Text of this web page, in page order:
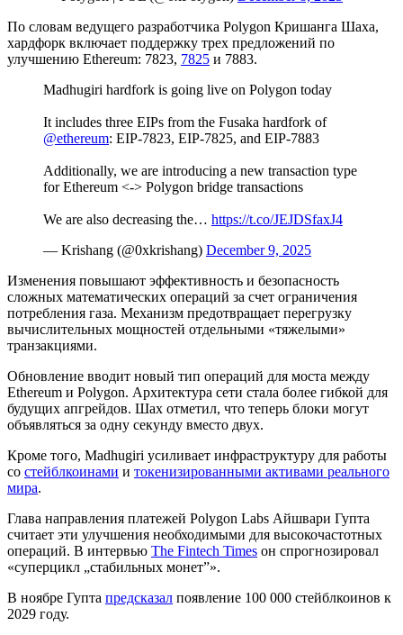
По словам ведущего разработчика Polygon Кришанга Шаха,
хардфорк включает поддержку трех предложений по
улучшению Ethereum: 7823, 7825 и 7883.
Madhugiri hardfork is going live on Polygon today
It includes three EIPs from the Fusaka hardfork of
@ethereum: EIP-7823, EIP-7825, and EIP-7883
Additionally, we are introducing a new transaction type
for Ethereum <-> Polygon bridge transactions
We are also decreasing the… https://t.co/JEJDSfaxJ4
— Krishang (@0xkrishang) December 9, 2025
Изменения повышают эффективность и безопасность
сложных математических операций за счет ограничения
потребления газа. Механизм предотвращает перегрузку
вычислительных мощностей отдельными «тяжелыми»
транзакциями.
Обновление вводит новый тип операций для моста между
Ethereum и Polygon. Архитектура сети стала более гибкой для
будущих апгрейдов. Шах отметил, что теперь блоки могут
объявляться за одну секунду вместо двух.
Кроме того, Madhugiri усиливает инфраструктуру для работы
со стейблкоинами и токенизированными активами реального
мира.
Глава направления платежей Polygon Labs Айшвари Гупта
считает эти улучшения необходимыми для высокочастотных
операций. В интервью The Fintech Times он спрогнозировал
«суперцикл „стабильных монет”».
В ноябре Гупта предсказал появление 100 000 стейблкоинов к
2029 году.